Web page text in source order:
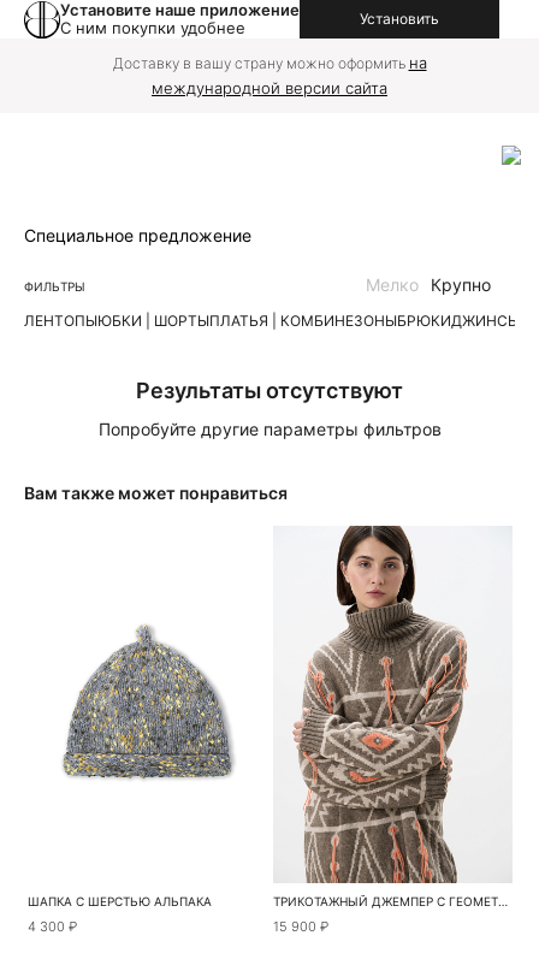
Установите наше приложение
С ним покупки удобнее
Установить
Доставку в вашу страну можно оформить на
международной версии сайта
Специальное предложение
ФИЛЬТРЫ
ЛЕНТОПЫЮБКИ | ШОРТЫПЛАТЬЯ | КОМБИНЕЗОНЫБРЮКИДЖИНСЫ
Мелко Крупно
Результаты отсутствуют
Попробуйте другие параметры фильтров
Вам также может понравиться
ШАПКА С ШЕРСТЬЮ АЛЬПАКА
4 300 ₽
ТРИКОТАЖНЫЙ ДЖЕМПЕР С ГЕОМЕТРИЧЕСКИМ ОРНАМЕНТОМ
15 900 ₽